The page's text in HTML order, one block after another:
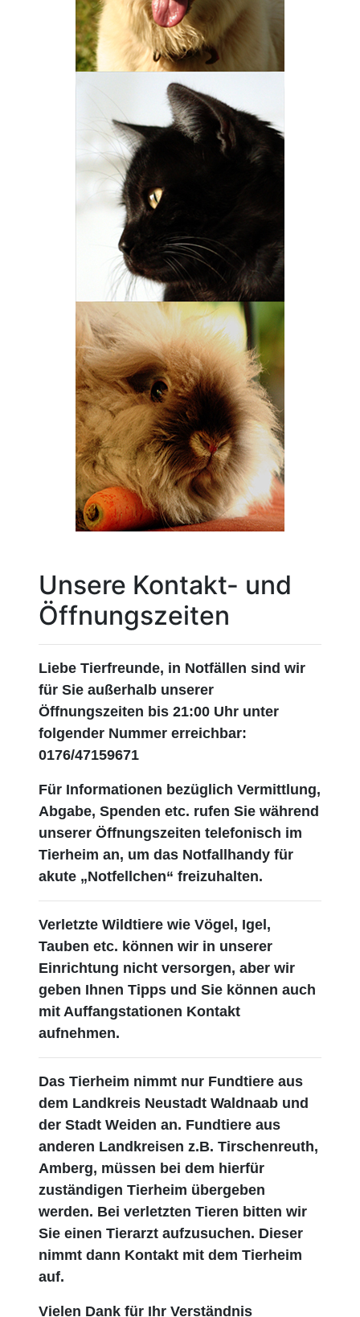
Unsere Kontakt- und
Öffnungszeiten
Liebe Tierfreunde, in Notfällen sind wir
für Sie außerhalb unserer
Öffnungszeiten bis 21:00 Uhr unter
folgender Nummer erreichbar:
0176/47159671
Für Informationen bezüglich Vermittlung,
Abgabe, Spenden etc. rufen Sie während
unserer Öffnungszeiten telefonisch im
Tierheim an, um das Notfallhandy für
akute „Notfellchen“ freizuhalten.
Verletzte Wildtiere wie Vögel, Igel,
Tauben etc. können wir in unserer
Einrichtung nicht versorgen, aber wir
geben Ihnen Tipps und Sie können auch
mit Auffangstationen Kontakt
aufnehmen.
Das Tierheim nimmt nur Fundtiere aus
dem Landkreis Neustadt Waldnaab und
der Stadt Weiden an. Fundtiere aus
anderen Landkreisen z.B. Tirschenreuth,
Amberg, müssen bei dem hierfür
zuständigen Tierheim übergeben
werden. Bei verletzten Tieren bitten wir
Sie einen Tierarzt aufzusuchen. Dieser
nimmt dann Kontakt mit dem Tierheim
auf.
Vielen Dank für Ihr Verständnis